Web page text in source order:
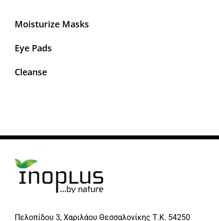
Moisturize Masks
Eye Pads
Cleanse
Πελοπίδου 3, Χαριλάου Θεσσαλονίκης Τ.Κ. 54250